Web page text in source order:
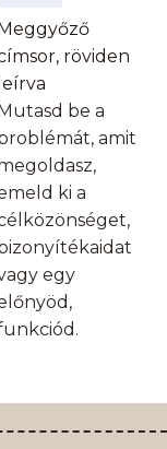
röviden
leírva
be a
amit
ki a
egy